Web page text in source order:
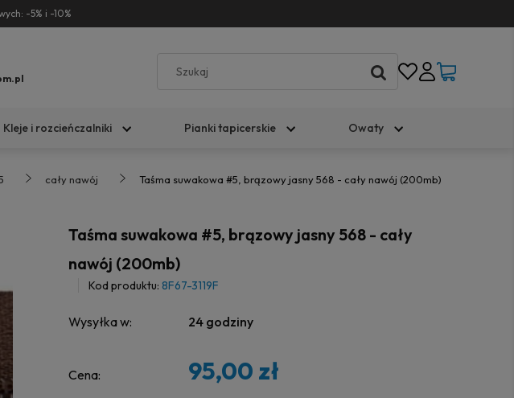
-5% i -10%
Kleje i rozcieńczalniki Pianki tapicerskie Owaty
cały nawój Taśma suwakowa #5, brązowy jasny 568 - cały nawój (200mb)
Taśma suwakowa #5, brązowy jasny 568 - cały
nawój (200mb)
Kod produktu: 8F67-3119F
Wysyłka w: 24 godziny
Cena: 95,00 zł